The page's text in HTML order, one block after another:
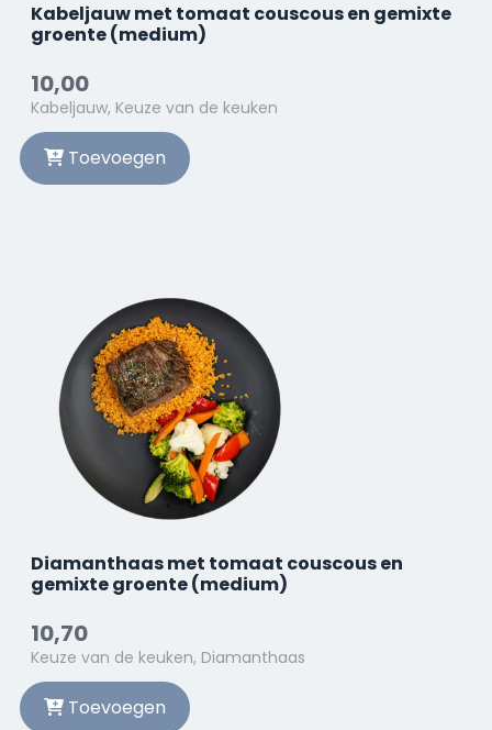
Kabeljauw met tomaat couscous en gemixte
groente (medium)
10,00
Kabeljauw, Keuze van de keuken
Toevoegen
Diamanthaas met tomaat couscous en
gemixte groente (medium)
10,70
Keuze van de keuken, Diamanthaas
Toevoegen